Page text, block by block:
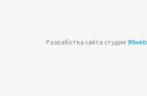
Разработка сайта студия 99web